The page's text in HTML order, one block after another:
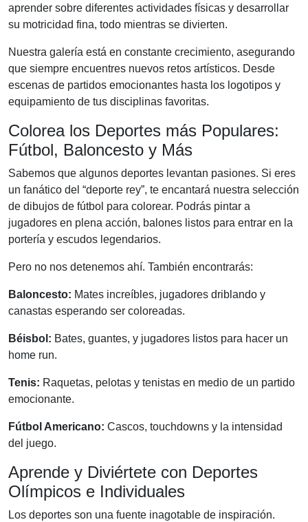
aprender sobre diferentes actividades físicas y desarrollar
su motricidad fina, todo mientras se divierten.
Nuestra galería está en constante crecimiento, asegurando
que siempre encuentres nuevos retos artísticos. Desde
escenas de partidos emocionantes hasta los logotipos y
equipamiento de tus disciplinas favoritas.
Colorea los Deportes más Populares:
Fútbol, Baloncesto y Más
Sabemos que algunos deportes levantan pasiones. Si eres
un fanático del “deporte rey”, te encantará nuestra selección
de dibujos de fútbol para colorear. Podrás pintar a
jugadores en plena acción, balones listos para entrar en la
portería y escudos legendarios.
Pero no nos detenemos ahí. También encontrarás:
Baloncesto: Mates increíbles, jugadores driblando y
canastas esperando ser coloreadas.
Béisbol: Bates, guantes, y jugadores listos para hacer un
home run.
Tenis: Raquetas, pelotas y tenistas en medio de un partido
emocionante.
Fútbol Americano: Cascos, touchdowns y la intensidad
del juego.
Aprende y Diviértete con Deportes
Olímpicos e Individuales
Los deportes son una fuente inagotable de inspiración.